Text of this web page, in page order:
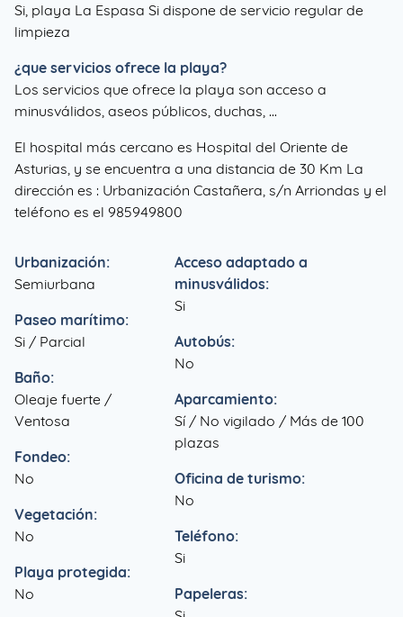
Si, playa La Espasa Si dispone de servicio regular de
limpieza
¿que servicios ofrece la playa?
Los servicios que ofrece la playa son acceso a
minusválidos, aseos públicos, duchas, ...
El hospital más cercano es Hospital del Oriente de
Asturias, y se encuentra a una distancia de 30 Km La
dirección es : Urbanización Castañera, s/n Arriondas y el
teléfono es el 985949800
Urbanización:
Semiurbana
Paseo marítimo:
Si / Parcial
Baño:
Oleaje fuerte /
Ventosa
Fondeo:
No
Vegetación:
No
Playa protegida:
No
Acceso adaptado a
minusválidos:
Si
Autobús:
No
Aparcamiento:
Sí / No vigilado / Más de 100
plazas
Oficina de turismo:
No
Teléfono:
Si
Papeleras: